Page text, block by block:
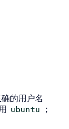
的用户名
ubuntu
；